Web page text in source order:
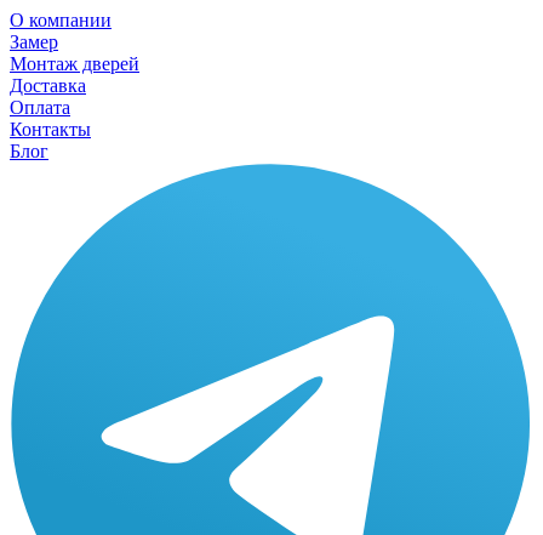
О компании
Замер
Монтаж дверей
Доставка
Оплата
Контакты
Блог